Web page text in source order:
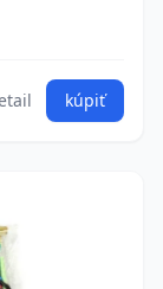
kúpiť